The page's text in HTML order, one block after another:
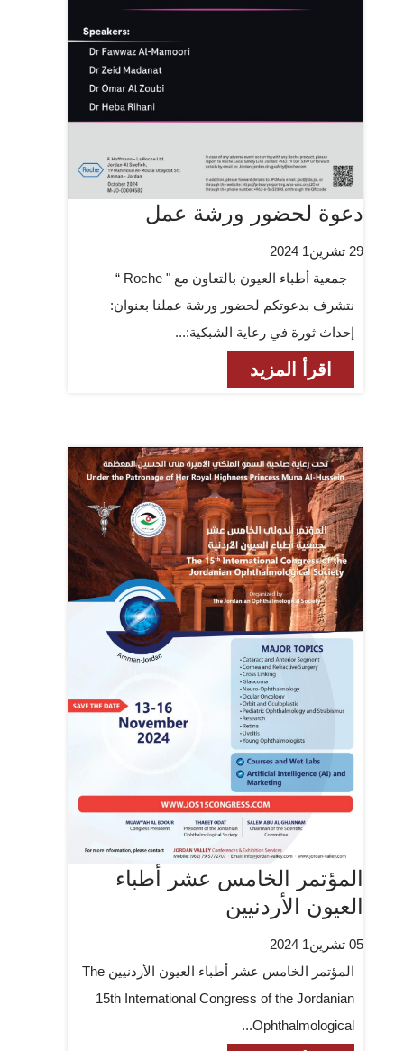
دعوة لحضور ورشة عمل
29 تشرين1 2024
جمعية أطباء العيون بالتعاون مع " Roche “
نتشرف بدعوتكم لحضور ورشة عملنا بعنوان:
إحداث ثورة في رعاية الشبكية:...
اقرأ المزيد
المؤتمر الخامس عشر أطباء
العيون الأردنيين
05 تشرين1 2024
المؤتمر الخامس عشر أطباء العيون الأردنيين The
15th International Congress of the Jordanian
Ophthalmological...